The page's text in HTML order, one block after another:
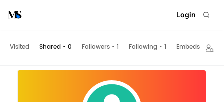
Login
Visited Shared • 0 Followers • 1 Following • 1 Embeds